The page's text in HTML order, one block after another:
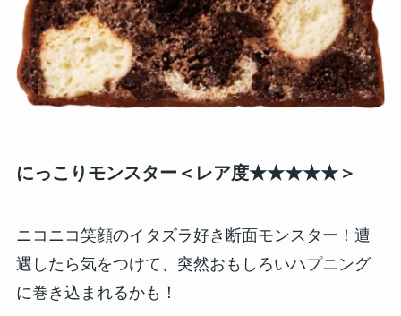
にっこりモンスター＜レア度★★★★★＞
ニコニコ笑顔のイタズラ好き断面モンスター！遭
遇したら気をつけて、突然おもしろいハプニング
に巻き込まれるかも！